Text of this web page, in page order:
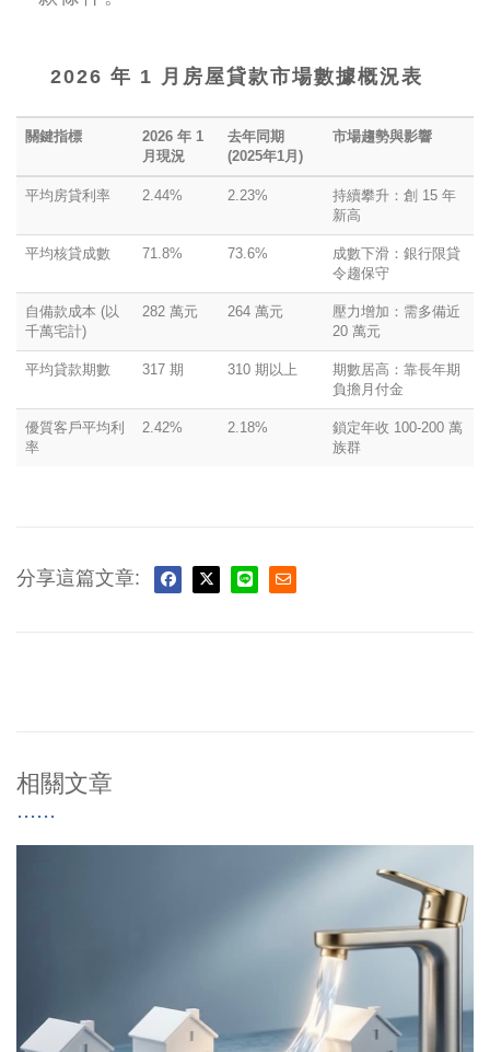
2026 年 1 月房屋貸款市場數據概況表
關鍵指標
2026 年 1
月現況
去年同期
(2025年1月)
市場趨勢與影響
平均房貸利率 2.44% 2.23%
持續攀升：創 15 年
新高
平均核貸成數 71.8% 73.6%
成數下滑：銀行限貸
令趨保守
自備款成本 (以
千萬宅計)
282 萬元 264 萬元
壓力增加：需多備近
20 萬元
平均貸款期數 317 期 310 期以上
期數居高：靠長年期
負擔月付金
優質客戶平均利
率
2.42% 2.18%
鎖定年收 100-200 萬
族群
分享這篇文章:
相關文章